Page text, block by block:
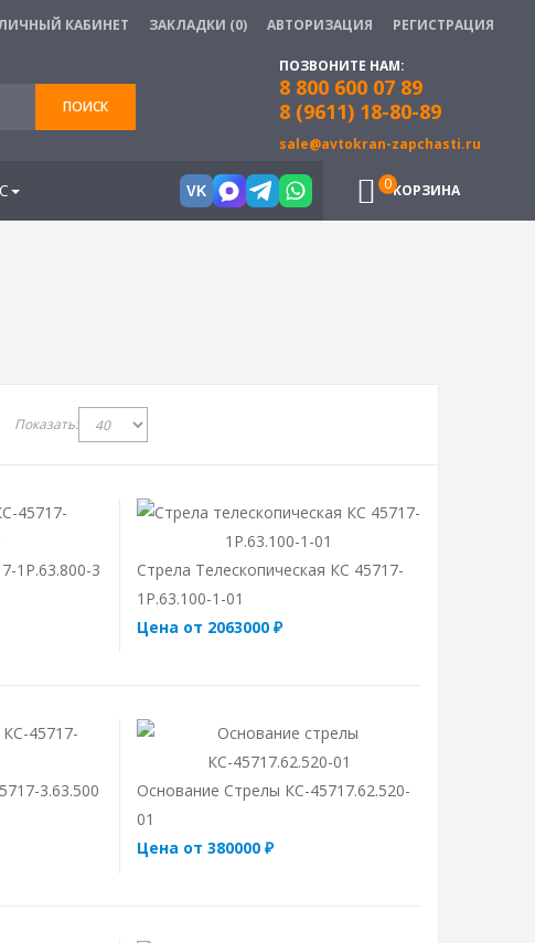
КАБИНЕТ ЗАКЛАДКИ (0) АВТОРИЗАЦИЯ РЕГИСТРАЦИЯ
ПОИСК
ПОЗВОНИТЕ НАМ:
8 800 600 07 89
8 (9611) 18-80-89
sale@avtokran-zapchasti.ru
VK КОРЗИНА
0
Показать:
1Р.63.800-3
Стрела Телескопическая КС 45717-
1Р.63.100-1-01
Цена от 2063000 ₽
3.63.500
Основание Стрелы КС-45717.62.520-
01
Цена от 380000 ₽